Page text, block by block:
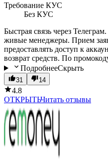
Требование КУС
Без КУС
Быстрая связь через
живые менеджеры. Прием
предоставлять доступ к
возврат средств. По
ПодробнееСкрыть
31 14
4.8
ОТКРЫТЬЧитать отзывы